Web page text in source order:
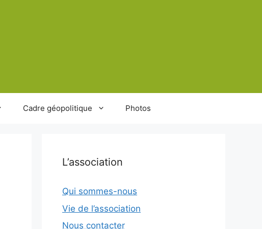
Cadre géopolitique Photos
L’association
Qui sommes-nous
Vie de l’association
Nous contacter